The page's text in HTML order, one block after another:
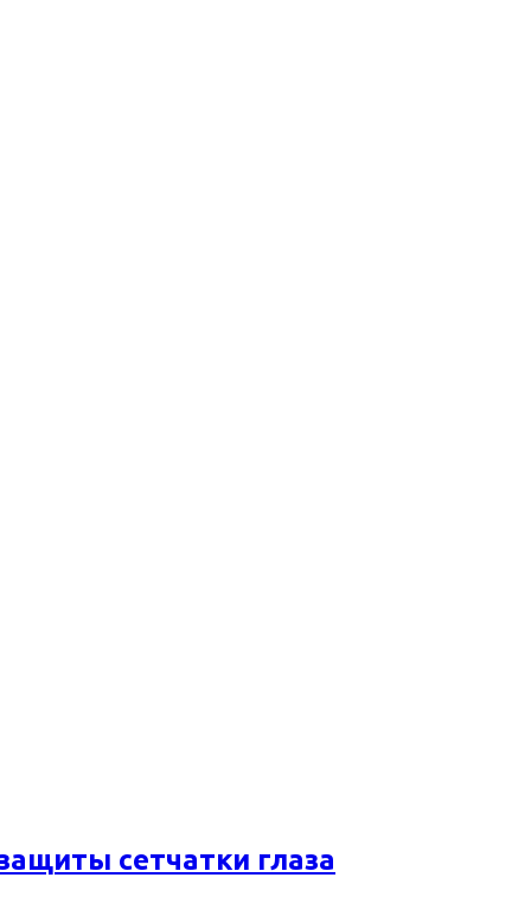
сетчатки глаза